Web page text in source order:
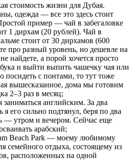
стоимость жизни для Дубая.
одежда — все это здесь стоит
пример — чай в забегаловке
1 дирхам (20 рублей). Чай в
стоит от 30 дирхамов (600
про разный уровень, но дешевле на
найдете, а порой хочется просто
и выйти выпить чашечку чая или
посидеть с понтами, то тут тоже
вышесказанное, дома мы готовим
2–3 раз в месяц;
заниматься английским. За два
я его сильно подтянул, беря по два
— утром и вечером. Сейчас еще
арабский;
Beach Park — моему любимому
семейного отдыха, состоящему из
расположенных на одной